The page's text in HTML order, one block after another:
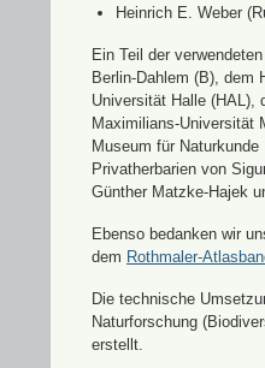
Heinrich E. Weber
Ein Teil der
Berlin-Dahlem (B), dem
Universität Halle (HAL),
Maximilians-Universität
Museum für
Privatherbarien von
Günther Matzke-Hajek
Ebenso bedanken wir
dem Rothmaler-
Die technische
Naturforschung
erstellt.